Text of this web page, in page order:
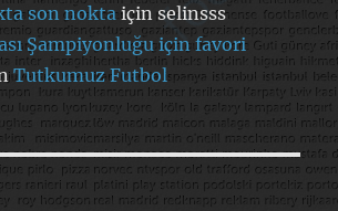
son noktaiçinselinsss
Şampiyonluğu için favori
Tutkumuz Futbol